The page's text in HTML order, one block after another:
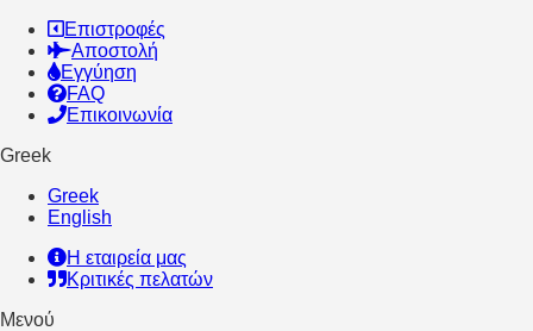
Επιστροφές
Αποστολή
Εγγύηση
FAQ
Επικοινωνία
Greek
Greek
English
Η εταιρεία μας
Κριτικές πελατών
Μενού